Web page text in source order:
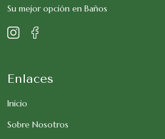
Su mejor opción en Baños
Enlaces
Inicio
Sobre Nosotros